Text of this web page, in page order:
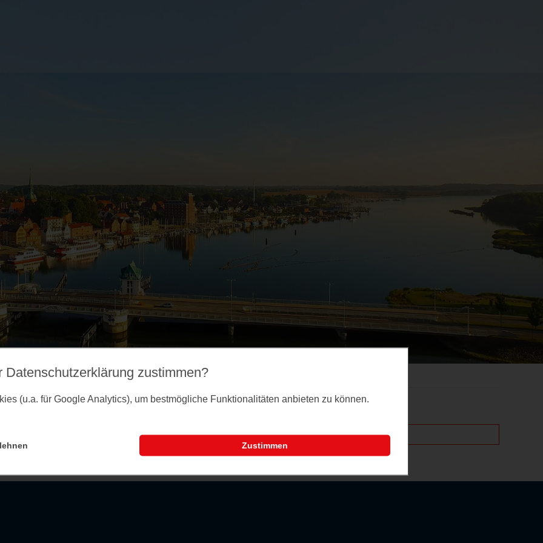
Datenschutz­erklärung zustimmen?
(u.a. für Google Analytics), um bestmögliche Funktionalitäten anbieten zu können.
Zustimmen